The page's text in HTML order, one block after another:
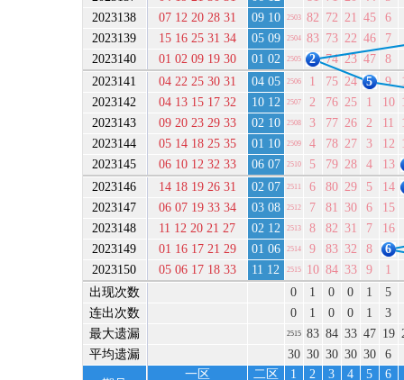
2023138
07 12 20 28 31 09 10 2503 82 72 21 45
6
2023139
15 16 25 31 34 05 09 2504 83 73 22 46
7
2023140
01 02 09 19 30 01 02 2505 2 74 23 47
8
2023141
04 22 25 30 31 04 05 2506 1 75 24 5 9
2023142
04 13 15 17 32 10 12 2507 2 76 25 1 10
2023143
09 20 23 29 33 02 10 2508 3 77 26 2 11
2023144
05 14 18 25 35 01 10 2509 4 78 27 3 12
2023145
06 10 12 32 33 06 07 2510 5 79 28 4
13
2023146
14 18 19 26 31 02 07 2511 6 80 29 5
14
2023147
06 07 19 33 34 03 08 2512 7 81 30 6
15
2023148
11 12 20 21 27 02 12 2513 8 82 31 7
16
2023149
01 16 17 21 29 01 06 2514 9 83 32 8
6
2023150
05 06 17 18 33 11 12 2515 10 84 33 9
1
出现次数
0 1 0 0 1
5
连出次数
0 1 0 0 1
3
最大遗漏
2515 83 84 33 47 19
平均遗漏
30 30 30 30 30 6
一区
二区
1 2 3 4 5
6